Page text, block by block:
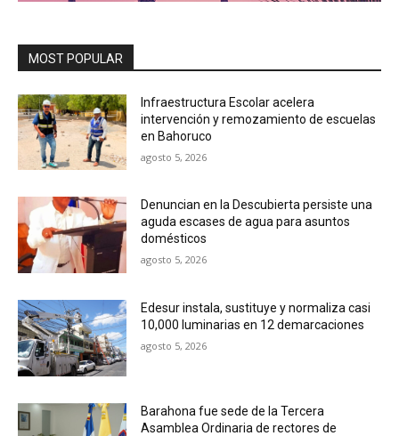
MOST POPULAR
Infraestructura Escolar acelera
intervención y remozamiento de escuelas
en Bahoruco
agosto 5, 2026
Denuncian en la Descubierta persiste una
aguda escases de agua para asuntos
domésticos
agosto 5, 2026
Edesur instala, sustituye y normaliza casi
10,000 luminarias en 12 demarcaciones
agosto 5, 2026
Barahona fue sede de la Tercera
Asamblea Ordinaria de rectores de